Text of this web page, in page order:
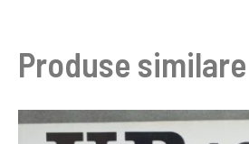
Produse similare